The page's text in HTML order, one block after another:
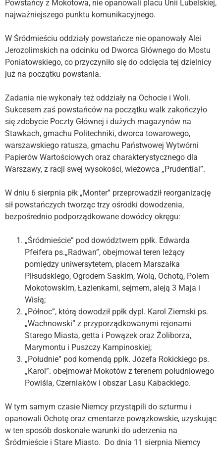
Powstańcy z Mokotowa, nie opanowali placu Unii Lubelskiej,
najważniejszego punktu komunikacyjnego.
W Śródmieściu oddziały powstańcze nie opanowały Alei
Jerozolimskich na odcinku od Dworca Głównego do Mostu
Poniatowskiego, co przyczyniło się do odcięcia tej dzielnicy
już na początku powstania.
Zadania nie wykonały też oddziały na Ochocie i Woli.
Sukcesem zaś powstańców na początku walk zakończyło
się zdobycie Poczty Głównej i dużych magazynów na
Stawkach, gmachu Politechniki, dworca towarowego,
warszawskiego ratusza, gmachu Państwowej Wytwórni
Papierów Wartościowych oraz charakterystycznego dla
Warszawy, z racji swej wysokości, wieżowca „Prudential”.
W dniu 6 sierpnia płk „Monter” przeprowadził reorganizację
sił powstańczych tworząc trzy ośrodki dowodzenia,
bezpośrednio podporządkowane dowódcy okręgu:
„Śródmieście” pod dowództwem ppłk. Edwarda
Pfeifera ps.„Radwan”, obejmował teren leżący
pomiędzy uniwersytetem, placem Marszałka
Piłsudskiego, Ogrodem Saskim, Wolą, Ochotą, Polem
Mokotowskim, Łazienkami, sejmem, aleją 3 Maja i
Wisłą;
„Północ”, którą dowodził ppłk dypl. Karol Ziemski ps.
„Wachnowski” z przyporządkowanymi rejonami
Starego Miasta, getta i Powązek oraz Żoliborza,
Marymontu i Puszczy Kampinoskiej;
„Południe” pod komendą ppłk. Józefa Rokickiego ps.
„Karol”. obejmował Mokotów z terenem południowego
Powiśla, Czerniaków i obszar Lasu Kabackiego.
W tym samym czasie Niemcy przystąpili do szturmu i
opanowali Ochotę oraz cmentarze powązkowskie, uzyskując
w ten sposób doskonałe warunki do uderzenia na
Śródmieście i Stare Miasto. Do dnia 11 sierpnia Niemcy